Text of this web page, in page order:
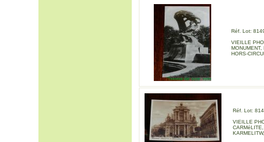
Réf. Lot:
VIEILLE
HORS-
Réf. Lot:
VIEILLE